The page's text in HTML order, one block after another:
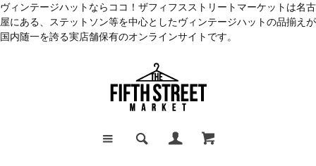
ヴィンテージハットならココ！ザフィフスストリートマーケットは名古
屋にある、ステットソン等を中心としたヴィンテージハットの品揃えが
国内随一を誇る実店舗保有のオンラインサイトです。